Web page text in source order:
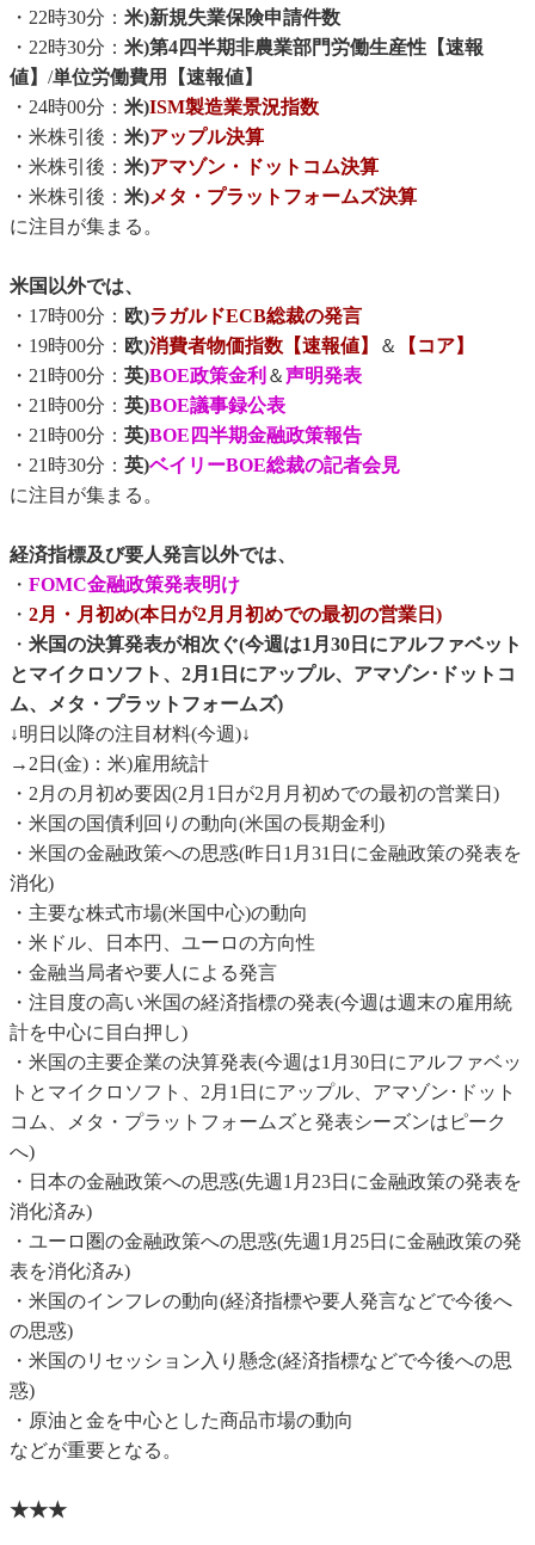
・22時30分： 米)新規失業保険申請件数
・22時30分： 米)第4四半期非農業部門労働生産性【速報
値】 /単位労働費用【速報値】
・24時00分： 米)ISM製造業景況指数
・米株引後： 米)アップル決算
・米株引後： 米)アマゾン・ドットコム決算
・米株引後： 米)メタ・プラットフォームズ決算
に注目が集まる。
米国以外では、
・17時00分： 欧)ラガルドECB総裁の発言
・19時00分： 欧)消費者物価指数【速報値】 ＆
【コア】
・21時00分： 英)BOE政策金利 ＆声明発表
・21時00分： 英)BOE議事録公表
・21時00分： 英)BOE四半期金融政策報告
・21時30分： 英)ベイリーBOE総裁の記者会見
に注目が集まる。
経済指標及び要人発言以外では、
・ FOMC金融政策発表明け
・ 2月・月初め(本日が2月月初めでの最初の営業日)
・ 米国の決算発表が相次ぐ(今週は1月30日にアルファベット
とマイクロソフト、2月1日にアップル、アマゾン･ドットコ
ム、メタ・プラットフォームズ)
↓明日以降の注目材料(今週)↓
→2日(金)：米)雇用統計
・2月の月初め要因(2月1日が2月月初めでの最初の営業日)
・米国の国債利回りの動向(米国の長期金利)
・米国の金融政策への思惑(昨日1月31日に金融政策の発表を
消化)
・主要な株式市場(米国中心)の動向
・米ドル、日本円、ユーロの方向性
・金融当局者や要人による発言
・注目度の高い米国の経済指標の発表(今週は週末の雇用統
計を中心に目白押し)
・米国の主要企業の決算発表(今週は1月30日にアルファベッ
トとマイクロソフト、2月1日にアップル、アマゾン･ドット
コム、メタ・プラットフォームズと発表シーズンはピーク
へ)
・日本の金融政策への思惑(先週1月23日に金融政策の発表を
消化済み)
・ユーロ圏の金融政策への思惑(先週1月25日に金融政策の発
表を消化済み)
・米国のインフレの動向(経済指標や要人発言などで今後へ
の思惑)
・米国のリセッション入り懸念(経済指標などで今後への思
惑)
・原油と金を中心とした商品市場の動向
などが重要となる。
★★★